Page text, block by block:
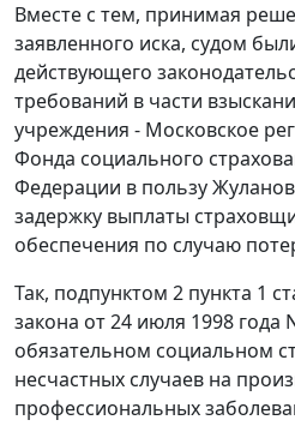
Вместе с тем, принимая
заявленного иска, судом
действующего
требований в части
учреждения - Московское
Фонда социального
Федерации в пользу
задержку выплаты
обеспечения по случаю
Так, подпунктом 2 пункта 1
закона от 24 июля 1998 года
обязательном социальном
несчастных случаев на
профессиональных